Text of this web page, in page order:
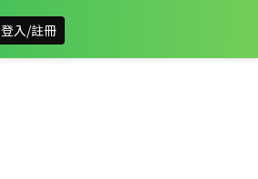
登入/註冊